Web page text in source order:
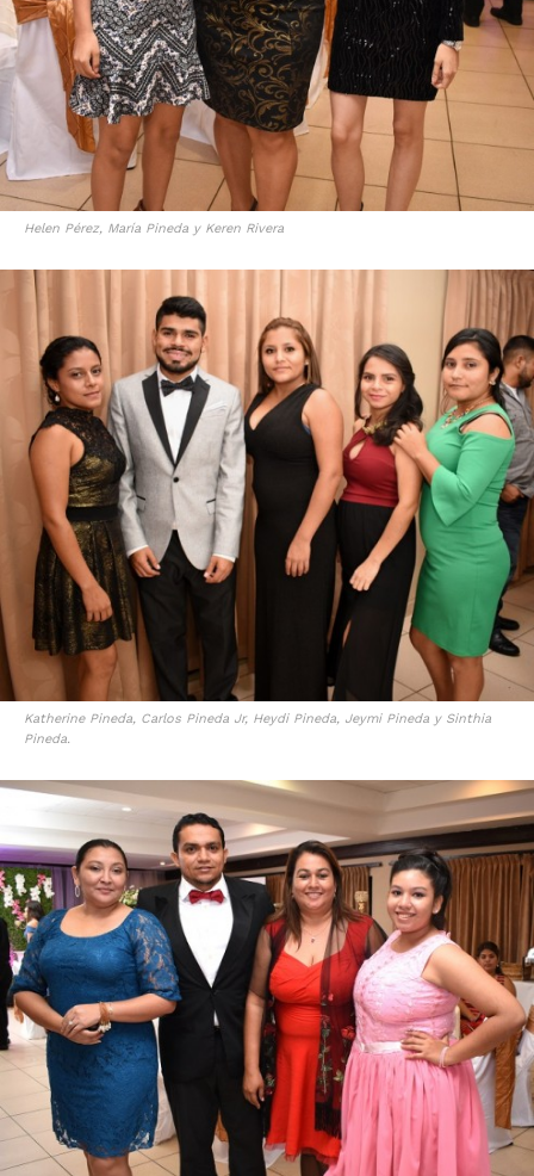
Helen Pérez, María Pineda y Keren Rivera
Katherine Pineda, Carlos Pineda Jr, Heydi Pineda, Jeymi Pineda y Sinthia
Pineda.